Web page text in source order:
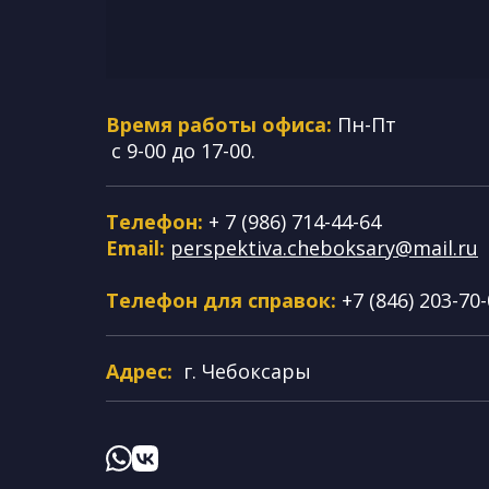
Время работы офиса: Пн-Пт
с 9-00 до 17-00.
Телефон: + 7 (986) 714-44-64
Email: perspektiva.cheboksary@mail.ru
Телефон для справок: +7 (846) 203-
Адрес: г. Чебоксары